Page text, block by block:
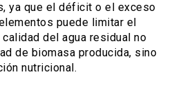
ya que el déficit o el exceso
puede limitar el
del agua residual no
de biomasa producida, sino
nutricional.